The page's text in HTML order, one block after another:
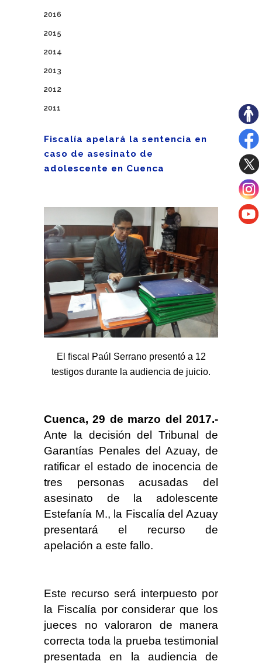
2016
2015
2014
2013
2012
2011
Fiscalía apelará la sentencia en
caso de asesinato de
adolescente en Cuenca
El fiscal Paúl Serrano presentó a 12
testigos durante la audiencia de juicio.
Cuenca, 29 de marzo del 2017.-
Ante la decisión del Tribunal de
Garantías Penales del Azuay, de
ratificar el estado de inocencia de
tres personas acusadas del
asesinato de la adolescente
Estefanía M., la Fiscalía del Azuay
presentará el recurso de
apelación a este fallo.
Este recurso será interpuesto por
la Fiscalía por considerar que los
jueces no valoraron de manera
correcta toda la prueba testimonial
presentada en la audiencia de